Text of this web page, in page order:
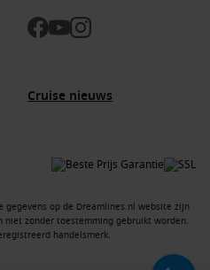
Cruise nieuws
op de Dreamlines.nl website zijn
niet zonder toestemming gebruikt worden.
handelsmerk.